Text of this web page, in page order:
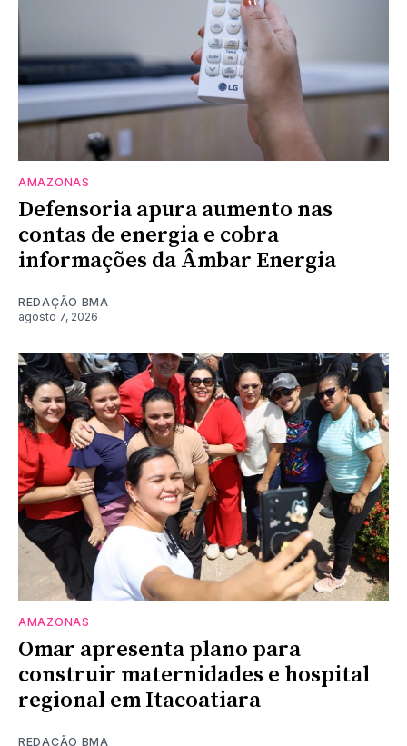
AMAZONAS
Defensoria apura aumento nas
contas de energia e cobra
informações da Âmbar Energia
REDAÇÃO BMA
agosto 7, 2026
AMAZONAS
Omar apresenta plano para
construir maternidades e hospital
regional em Itacoatiara
REDAÇÃO BMA